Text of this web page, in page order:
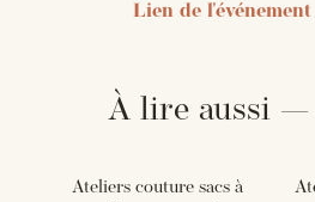
Lien de
À lire aussi —
Ateliers couture sacs à